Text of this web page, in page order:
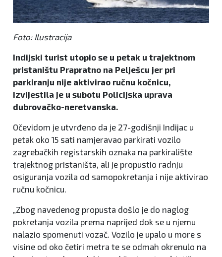
Foto: Ilustracija
Indijski turist utopio se u petak u trajektnom
pristaništu Prapratno na Pelješcu jer pri
parkiranju nije aktivirao ručnu kočnicu,
izvijestila je u subotu Policijska uprava
dubrovačko-neretvanska.
Očevidom je utvrđeno da je 27-godišnji Indijac u
petak oko 15 sati namjeravao parkirati vozilo
zagrebačkih registarskih oznaka na parkiralište
trajektnog pristaništa, ali je propustio radnju
osiguranja vozila od samopokretanja i nije aktivirao
ručnu kočnicu.
„Zbog navedenog propusta došlo je do naglog
pokretanja vozila prema naprijed dok se u njemu
nalazio spomenuti vozač. Vozilo je upalo u more s
visine od oko četiri metra te se odmah okrenulo na